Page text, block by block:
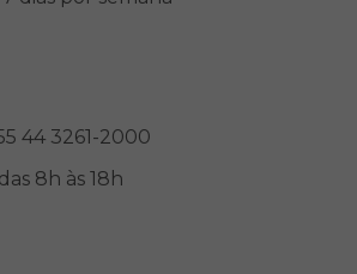
44 3261-2000
8h às 18h